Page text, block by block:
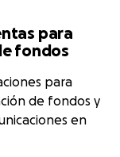
para
fondos
para
de fondos y
en